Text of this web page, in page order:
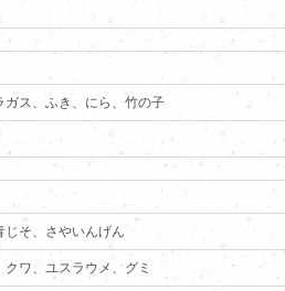
ガス、ふき、にら、竹の子
じそ、さやいんげん
ワ、ユスラウメ、グミ